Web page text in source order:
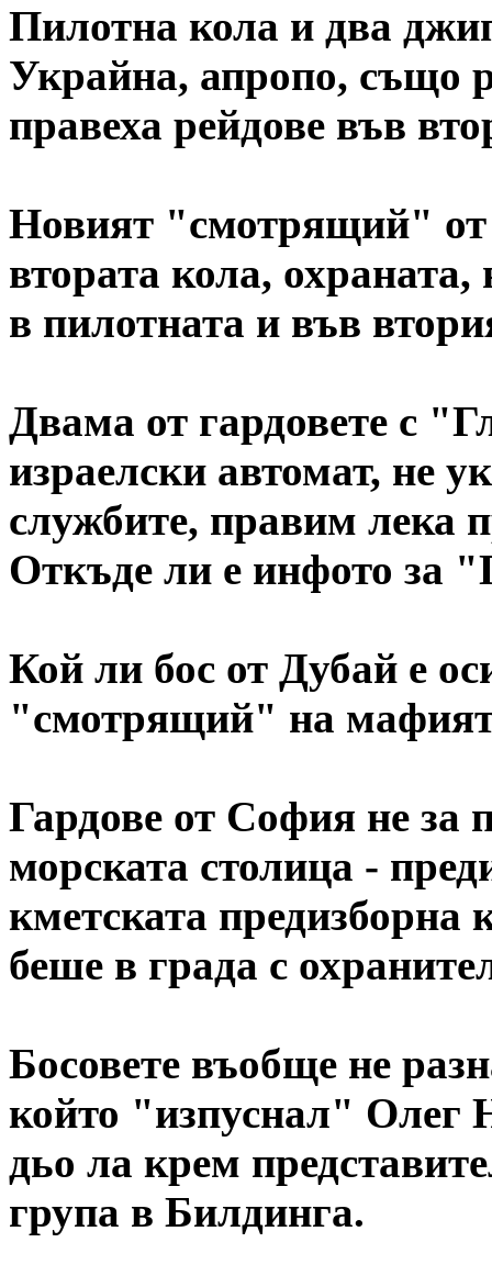
Пилотна кола и два
Украйна, апропо, също
правеха рейдове във
Новият "смотрящий"
втората кола,
в пилотната и във
Двама от гардовете с
израелски автомат, не
службите, правим лека
Откъде ли е инфото за
Кой ли бос от Дубай е
"смотрящий" на
Гардове от София не за
морската столица -
кметската
беше в града с
Босовете въобще не
който "изпуснал" Олег
дьо ла крем
група в Билдинга.